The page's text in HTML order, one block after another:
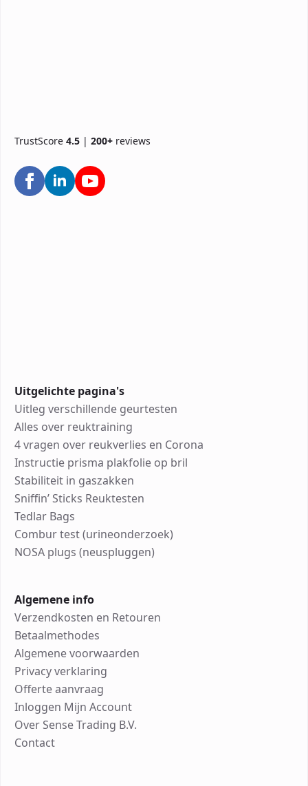
TrustScore 4.5 | 200+ reviews
Uitgelichte pagina's
Uitleg verschillende geurtesten
Alles over reuktraining
4 vragen over reukverlies en Corona
Instructie prisma plakfolie op bril
Stabiliteit in gaszakken
Sniffin’ Sticks Reuktesten
Tedlar Bags
Combur test (urineonderzoek)
NOSA plugs (neuspluggen)
Algemene info
Verzendkosten en Retouren
Betaalmethodes
Algemene voorwaarden
Privacy verklaring
Offerte aanvraag
Inloggen Mijn Account
Over Sense Trading B.V.
Contact